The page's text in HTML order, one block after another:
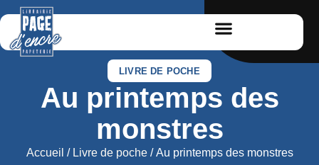
LIVRE DE POCHE
Au printemps des
monstres
Accueil / Livre de poche/ Au printemps des monstres